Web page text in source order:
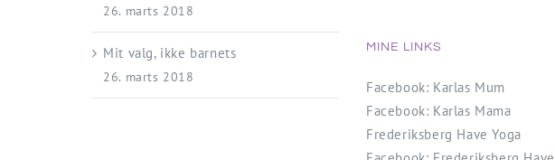
26. marts 2018
Mit valg, ikke barnets
26. marts 2018
MINE LINKS
Facebook: Karlas Mum
Facebook: Karlas Mama
Frederiksberg Have Yoga